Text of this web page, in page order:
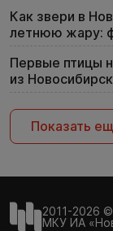
Как звери в
летнюю жару:
Первые птицы
из
Показать
2011-2026 ©
МКУ ИА